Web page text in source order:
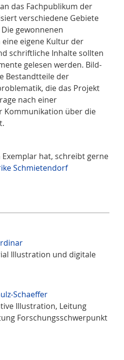
das Fachpublikum der
verschiedene Gebiete
gewonnenen
eigene Kultur der
schriftliche Inhalte sollten
gelesen werden. Bild-
Bestandtteile der
die das Projekt
nach einer
Kommunikation über die
hat, schreibt gerne
Schmietendorf
Illustration und digitale
Schaeffer
Illustration, Leitung
Forschungsschwerpunkt